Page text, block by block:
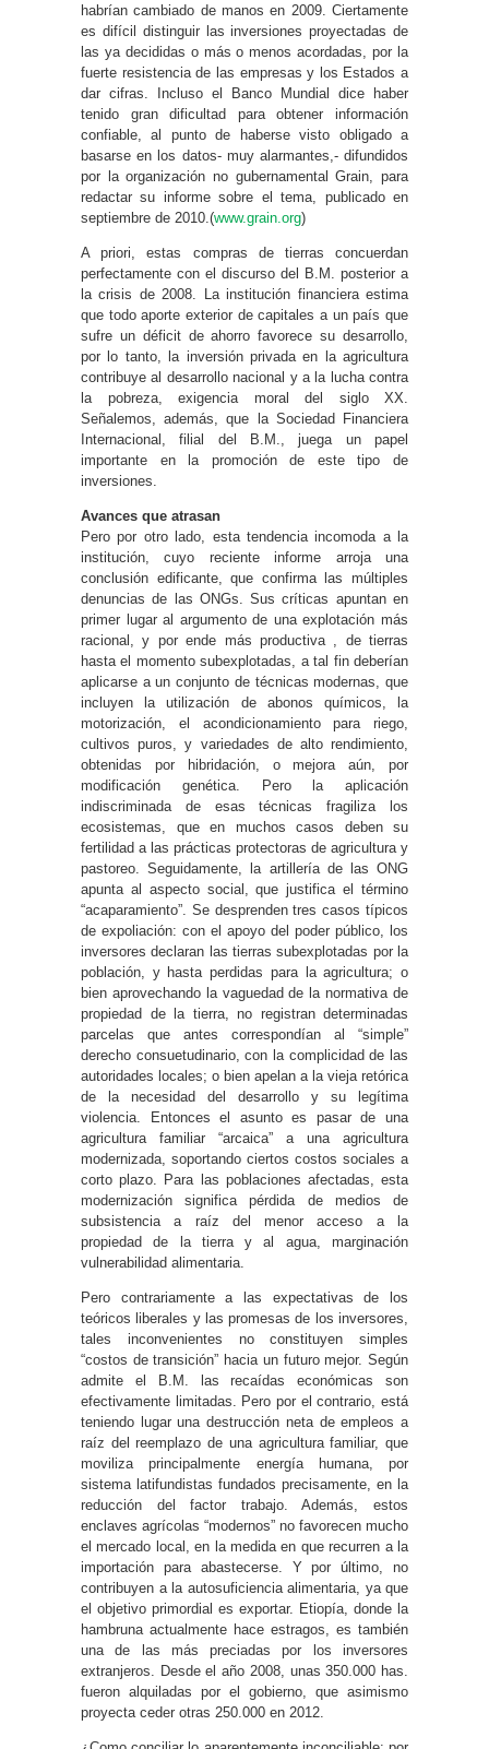
habrían cambiado de manos en 2009. Ciertamente
es difícil distinguir las inversiones proyectadas de
las ya decididas o más o menos acordadas, por la
fuerte resistencia de las empresas y los Estados a
dar cifras. Incluso el Banco Mundial dice haber
tenido gran dificultad para obtener información
confiable, al punto de haberse visto obligado a
basarse en los datos- muy alarmantes,- difundidos
por la organización no gubernamental Grain, para
redactar su informe sobre el tema, publicado en
septiembre de 2010.(www.grain.org)
A priori, estas compras de tierras concuerdan
perfectamente con el discurso del B.M. posterior a
la crisis de 2008. La institución financiera estima
que todo aporte exterior de capitales a un país que
sufre un déficit de ahorro favorece su desarrollo,
por lo tanto, la inversión privada en la agricultura
contribuye al desarrollo nacional y a la lucha contra
la pobreza, exigencia moral del siglo XX.
Señalemos, además, que la Sociedad Financiera
Internacional, filial del B.M., juega un papel
importante en la promoción de este tipo de
inversiones.
Avances que atrasan
Pero por otro lado, esta tendencia incomoda a la
institución, cuyo reciente informe arroja una
conclusión edificante, que confirma las múltiples
denuncias de las ONGs. Sus críticas apuntan en
primer lugar al argumento de una explotación más
racional, y por ende más productiva , de tierras
hasta el momento subexplotadas, a tal fin deberían
aplicarse a un conjunto de técnicas modernas, que
incluyen la utilización de abonos químicos, la
motorización, el acondicionamiento para riego,
cultivos puros, y variedades de alto rendimiento,
obtenidas por hibridación, o mejora aún, por
modificación genética. Pero la aplicación
indiscriminada de esas técnicas fragiliza los
ecosistemas, que en muchos casos deben su
fertilidad a las prácticas protectoras de agricultura y
pastoreo. Seguidamente, la artillería de las ONG
apunta al aspecto social, que justifica el término
“acaparamiento”. Se desprenden tres casos típicos
de expoliación: con el apoyo del poder público, los
inversores declaran las tierras subexplotadas por la
población, y hasta perdidas para la agricultura; o
bien aprovechando la vaguedad de la normativa de
propiedad de la tierra, no registran determinadas
parcelas que antes correspondían al “simple”
derecho consuetudinario, con la complicidad de las
autoridades locales; o bien apelan a la vieja retórica
de la necesidad del desarrollo y su legítima
violencia. Entonces el asunto es pasar de una
agricultura familiar “arcaica” a una agricultura
modernizada, soportando ciertos costos sociales a
corto plazo. Para las poblaciones afectadas, esta
modernización significa pérdida de medios de
subsistencia a raíz del menor acceso a la
propiedad de la tierra y al agua, marginación
vulnerabilidad alimentaria.
Pero contrariamente a las expectativas de los
teóricos liberales y las promesas de los inversores,
tales inconvenientes no constituyen simples
“costos de transición” hacia un futuro mejor. Según
admite el B.M. las recaídas económicas son
efectivamente limitadas. Pero por el contrario, está
teniendo lugar una destrucción neta de empleos a
raíz del reemplazo de una agricultura familiar, que
moviliza principalmente energía humana, por
sistema latifundistas fundados precisamente, en la
reducción del factor trabajo. Además, estos
enclaves agrícolas “modernos” no favorecen mucho
el mercado local, en la medida en que recurren a la
importación para abastecerse. Y por último, no
contribuyen a la autosuficiencia alimentaria, ya que
el objetivo primordial es exportar. Etiopía, donde la
hambruna actualmente hace estragos, es también
una de las más preciadas por los inversores
extranjeros. Desde el año 2008, unas 350.000 has.
fueron alquiladas por el gobierno, que asimismo
proyecta ceder otras 250.000 en 2012.